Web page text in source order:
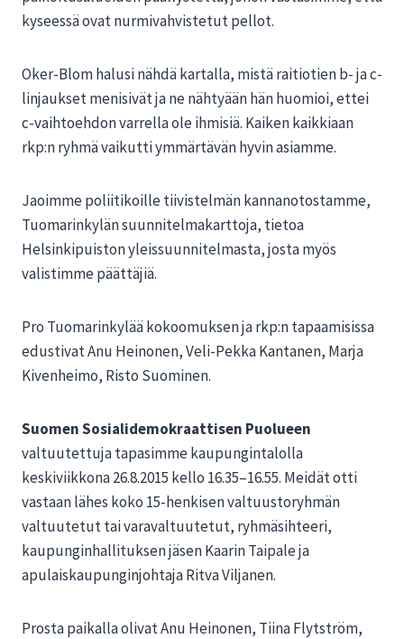
kyseessä ovat nurmivahvistetut pellot.
Oker-Blom halusi nähdä kartalla, mistä raitiotien b- ja c-
linjaukset menisivät ja ne nähtyään hän huomioi, ettei
c-vaihtoehdon varrella ole ihmisiä. Kaiken kaikkiaan
rkp:n ryhmä vaikutti ymmärtävän hyvin asiamme.
Jaoimme poliitikoille tiivistelmän kannanotostamme,
Tuomarinkylän suunnitelmakarttoja, tietoa
Helsinkipuiston yleissuunnitelmasta, josta myös
valistimme päättäjiä.
Pro Tuomarinkylää kokoomuksen ja rkp:n tapaamisissa
edustivat Anu Heinonen, Veli-Pekka Kantanen, Marja
Kivenheimo, Risto Suominen.
Suomen Sosialidemokraattisen Puolueen
valtuutettuja tapasimme kaupungintalolla
keskiviikkona 26.8.2015 kello 16.35–16.55. Meidät otti
vastaan lähes koko 15-henkisen valtuustoryhmän
valtuutetut tai varavaltuutetut, ryhmäsihteeri,
kaupunginhallituksen jäsen Kaarin Taipale ja
apulaiskaupunginjohtaja Ritva Viljanen.
Prosta paikalla olivat Anu Heinonen, Tiina Flytström,